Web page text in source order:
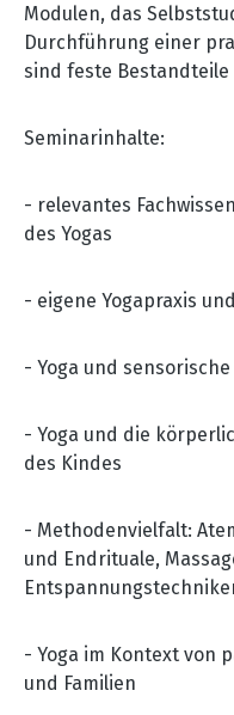
Modulen, das
Durchführung einer
sind feste Bestandteile
Seminarinhalte:
- relevantes
des Yogas
- eigene Yogapraxis
- Yoga und
- Yoga und die
des Kindes
- Methodenvielfalt:
und Endrituale,
- Yoga im Kontext von
und Familien